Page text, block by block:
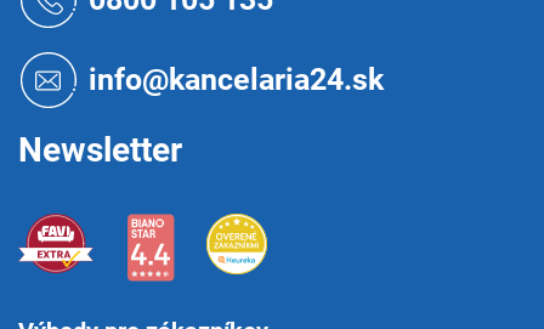
info@kancelaria24.sk
Newsletter